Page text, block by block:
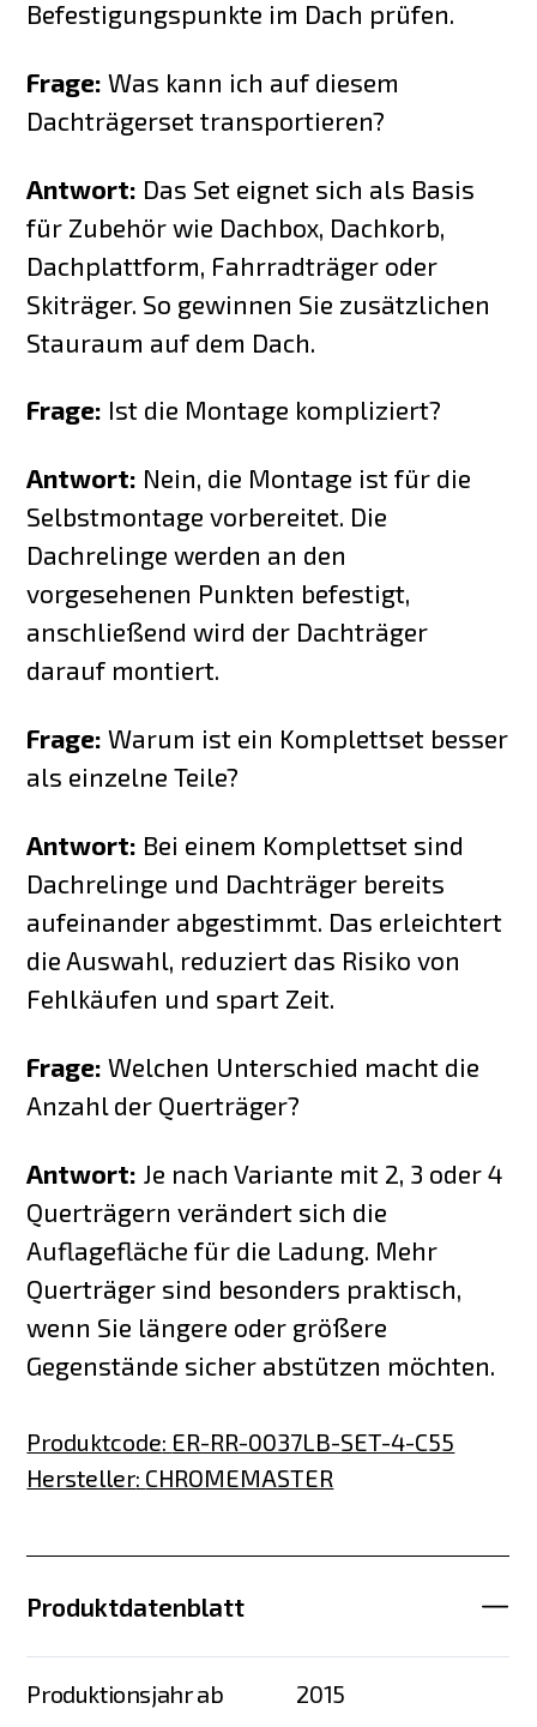
Befestigungspunkte im Dach prüfen.
Frage: Was kann ich auf diesem
Dachträgerset transportieren?
Antwort: Das Set eignet sich als Basis
für Zubehör wie Dachbox, Dachkorb,
Dachplattform, Fahrradträger oder
Skiträger. So gewinnen Sie zusätzlichen
Stauraum auf dem Dach.
Frage: Ist die Montage kompliziert?
Antwort: Nein, die Montage ist für die
Selbstmontage vorbereitet. Die
Dachrelinge werden an den
vorgesehenen Punkten befestigt,
anschließend wird der Dachträger
darauf montiert.
Frage: Warum ist ein Komplettset besser
als einzelne Teile?
Antwort: Bei einem Komplettset sind
Dachrelinge und Dachträger bereits
aufeinander abgestimmt. Das erleichtert
die Auswahl, reduziert das Risiko von
Fehlkäufen und spart Zeit.
Frage: Welchen Unterschied macht die
Anzahl der Querträger?
Antwort: Je nach Variante mit 2, 3 oder 4
Querträgern verändert sich die
Auflagefläche für die Ladung. Mehr
Querträger sind besonders praktisch,
wenn Sie längere oder größere
Gegenstände sicher abstützen möchten.
Produktcode: ER-RR-0037LB-SET-4-C55
Hersteller: CHROMEMASTER
Produktdatenblatt
Produktionsjahr ab 2015